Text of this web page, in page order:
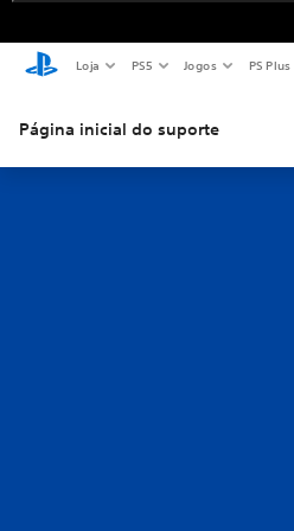
Loja PS5 Jogos PS Plus
Página inicial do suporte